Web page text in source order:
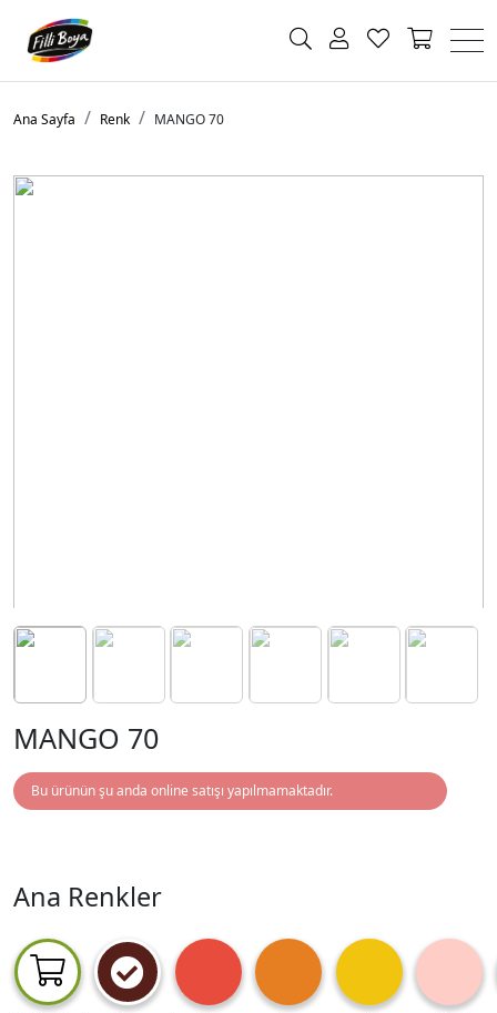
Ana Sayfa Renk MANGO 70
MANGO 70
Bu ürünün şu anda online satışı yapılmamaktadır.
Ana Renkler